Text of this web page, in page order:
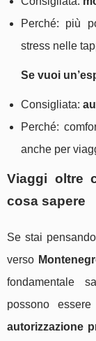
Perché: più
stress nelle
Se vuoi
Consigliata:
Perché:
anche per
Viaggi oltre
cosa sapere
Se stai
verso
fondamentale
possono
autorizzazione